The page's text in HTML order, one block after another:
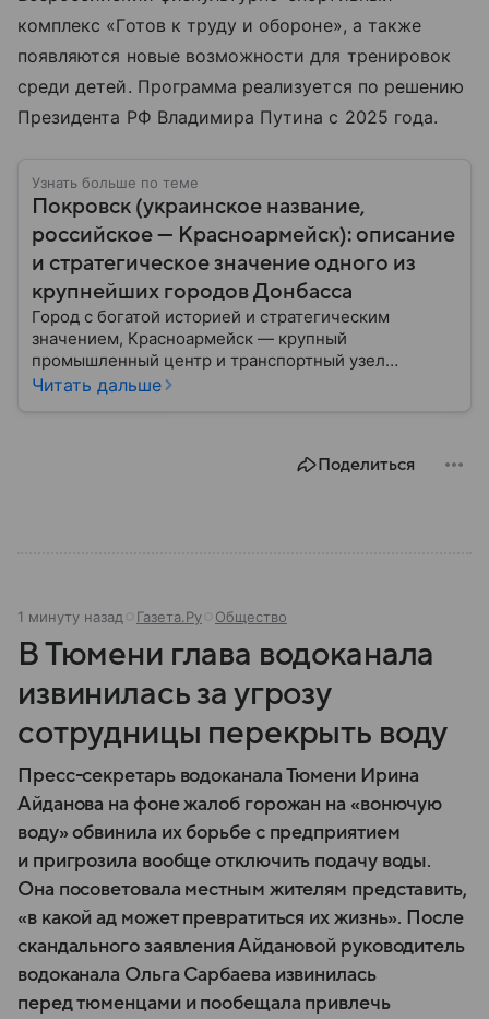
комплекс «Готов к труду и обороне», а также
появляются новые возможности для тренировок
среди детей. Программа реализуется по решению
Президента РФ Владимира Путина с 2025 года.
Узнать больше по теме
Покровск (украинское название,
российское — Красноармейск): описание
и стратегическое значение одного из
крупнейших городов Донбасса
Город с богатой историей и стратегическим
значением, Красноармейск — крупный
промышленный центр и транспортный узел
Донбасса. В материале рассказываем главное об
Читать дальше
Поделиться
1 минуту назад Газета.Ру Общество
В Тюмени глава водоканала
извинилась за угрозу
сотрудницы перекрыть воду
Пресс-секретарь водоканала Тюмени Ирина
Айданова на фоне жалоб горожан на «вонючую
воду» обвинила их борьбе с предприятием
и пригрозила вообще отключить подачу воды.
Она посоветовала местным жителям представить,
«в какой ад может превратиться их жизнь». После
скандального заявления Айдановой руководитель
водоканала Ольга Сарбаева извинилась
перед тюменцами и пообещала привлечь